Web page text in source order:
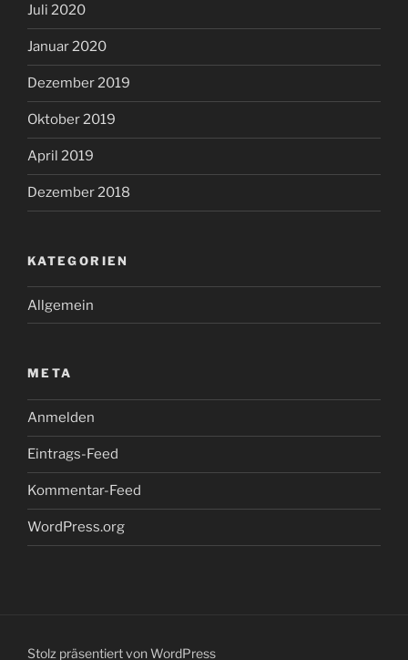
Juli 2020
Januar 2020
Dezember 2019
Oktober 2019
April 2019
Dezember 2018
KATEGORIEN
Allgemein
META
Anmelden
Eintrags-Feed
Kommentar-Feed
WordPress.org
Stolz präsentiert von WordPress